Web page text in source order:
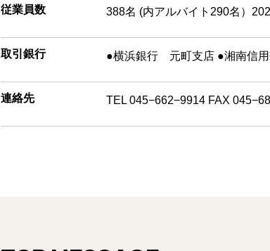
従業員数 388名 (内アルバイト290名）
取引銀行 ●横浜銀行 元町支店 ●湘南信
連絡先 TEL 045−662−9914 FAX